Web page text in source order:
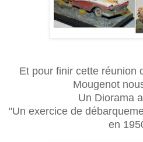
Et pour finir cette réunion
Mougenot
Un Diorama
"Un exercice de
en